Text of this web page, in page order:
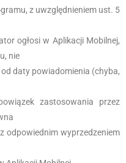
z uwzględnieniem ust. 5
ogłosi w Aplikacji Mobilnej,
nie
daty powiadomienia (chyba,
zastosowania przez
odpowiednim wyprzedzeniem